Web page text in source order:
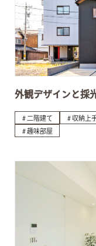
外観デザインと採
二階建て 収納上
趣味部屋